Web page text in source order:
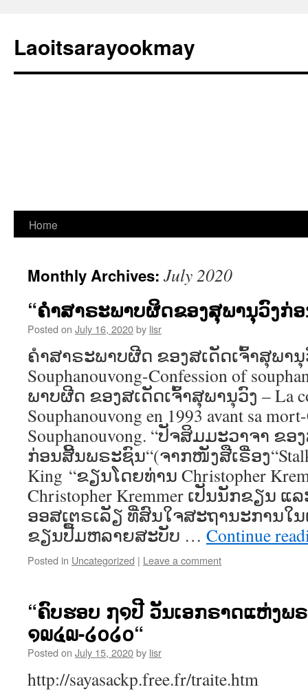
Laoitsarayookmay
Skip
content
Home
Monthly Archives: July 2020
“ຄຳສາຣະພາບຜິດຂອງສຸພານຸວົງກ່
Posted on July 16, 2020by lisr
ຄຳສາຣະພາບຜີດ ຂອງສເດັດເຈົ້າສຸພານຸວົ
Souphanouvong-Confession of
ພາບຜີດ ຂອງສເດັດເຈົ້າສຸພານຸວົງ – La
Souphanouvong en 1993 avant sa
Souphanouvong. “ປັຈສິມມະວາຈາ ຂ
ກ່ອນສີ້ນພຣະຊົນ“(ຈາກໜັງສືເຣື່ອງ
King “ຂຽນໂດຍທ່ານ Christopher
Christopher Kremmer ເປັນນັກຂຽນ
ອອສເຕຣເລັຽ ທີ່ສົນໃຈສະຖານະການໃນ
ຂຽນປື້ມຫລາຍສະບັບ … Continue
Posted in Uncategorized | Leave a comment
“ຄົບຮອບ ໗໑ປີ ວັນເອກຣາດແຫ່ງພ
໑໙໔໙-໒໐໒໐“
Posted on July 15, 2020by lisr
http://sayasackp.free.fr/traite.htm